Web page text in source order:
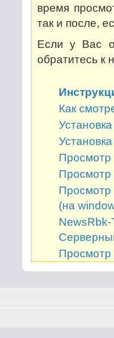
время
так и после,
Если у Вас
обратитесь к
Как
Просмотр
Просмотр
Просмотр
(на
Просмотр